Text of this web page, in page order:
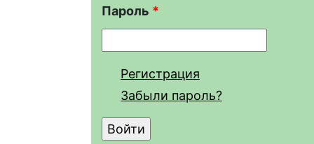
Пароль *
Регистрация
Забыли пароль?